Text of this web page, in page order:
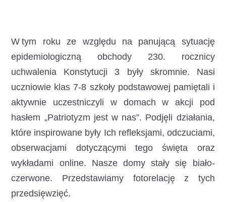
W tym roku ze względu na panującą sytuację
epidemiologiczną obchody 230. rocznicy
uchwalenia Konstytucji 3 były skromnie. Nasi
uczniowie klas 7-8 szkoły podstawowej pamiętali i
aktywnie uczestniczyli w domach w akcji pod
hasłem „Patriotyzm jest w nas”. Podjęli działania,
które inspirowane były Ich refleksjami, odczuciami,
obserwacjami dotyczącymi tego święta oraz
wykładami online. Nasze domy stały się biało-
czerwone. Przedstawiamy fotorelację z tych
przedsięwzięć.